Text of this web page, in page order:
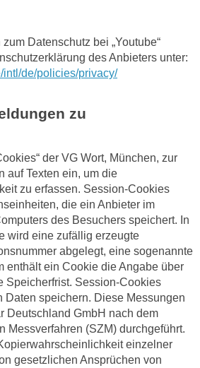
Datenschutz bei „Youtube“
des Anbieters unter:
intl/de/policies/privacy/
zu
der VG Wort, München, zur
auf Texten ein, um die
zu erfassen. Session-Cookies
die ein Anbieter im
des Besuchers speichert. In
wird eine zufällig erzeugte
abgelegt, eine sogenannte
enthält ein Cookie die Angabe über
Speicherfrist. Session-Cookies
Daten speichern. Diese Messungen
Deutschland GmbH nach dem
Messverfahren (SZM) durchgeführt.
einzelner
gesetzlichen Ansprüchen von